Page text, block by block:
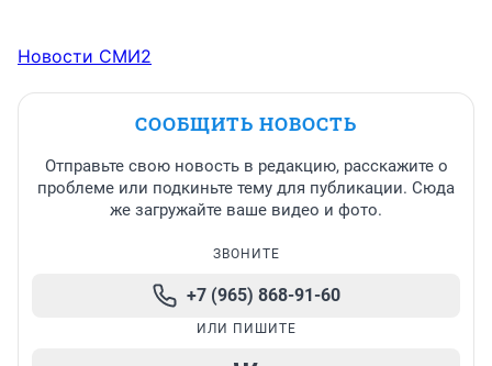
Новости СМИ2
СООБЩИТЬ НОВОСТЬ
Отправьте свою новость в редакцию, расскажите о
проблеме или подкиньте тему для публикации. Сюда
же загружайте ваше видео и фото.
ЗВОНИТЕ
+7 (965) 868-91-60
ИЛИ ПИШИТЕ